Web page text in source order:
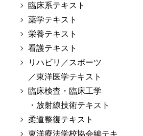
臨床系テキスト
薬学テキスト
栄養テキスト
看護テキスト
リハビリ／スポーツ
／東洋医学テキスト
臨床検査・臨床工学
・放射線技術テキスト
柔道整復テキスト
東洋療法学校協会編テキ